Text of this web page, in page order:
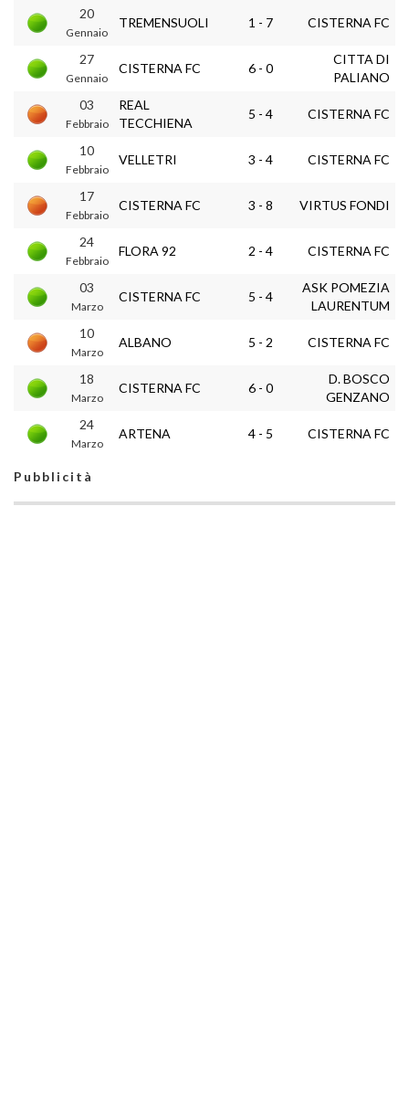
20
Gennaio
TREMENSUOLI 1 - 7 CISTERNA FC
27
Gennaio
CISTERNA FC 6 - 0
CITTA DI
PALIANO
03
Febbraio
REAL
TECCHIENA
5 - 4 CISTERNA FC
10
Febbraio
VELLETRI 3 - 4 CISTERNA FC
17
Febbraio
CISTERNA FC 3 - 8 VIRTUS FONDI
24
Febbraio
FLORA 92 2 - 4 CISTERNA FC
03
Marzo
CISTERNA FC 5 - 4
ASK POMEZIA
LAURENTUM
10
Marzo
ALBANO 5 - 2 CISTERNA FC
18
Marzo
CISTERNA FC 6 - 0
D. BOSCO
GENZANO
24
Marzo
ARTENA 4 - 5 CISTERNA FC
Pubblicità